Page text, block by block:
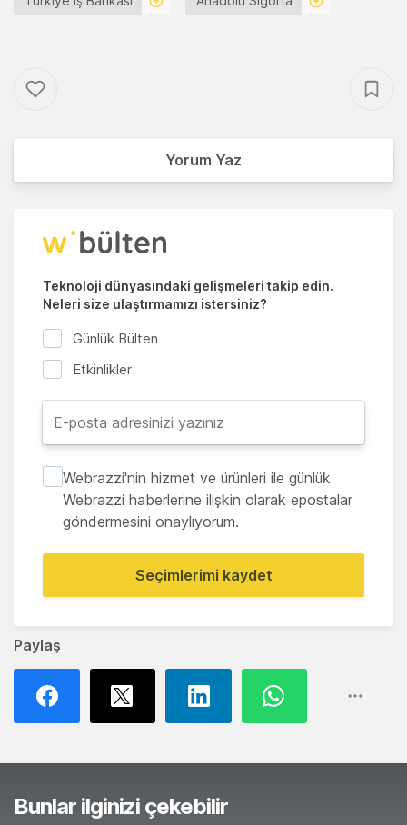
Paylaş
Yorum Yaz
Teknoloji dünyasındaki gelişmeleri takip edin.
Neleri size ulaştırmamızı istersiniz?
Günlük Bülten
Etkinlikler
Webrazzi'nin hizmet ve ürünleri ile günlük
Webrazzi haberlerine ilişkin olarak epostalar
göndermesini onaylıyorum.
Seçimlerimi kaydet
Bunlar ilginizi çekebilir